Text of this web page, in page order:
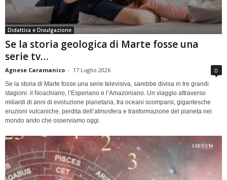
Didattica e Divulgazione
Se la storia geologica di Marte fosse una
serie tv…
Agnese Caramanico - 17 Luglio 2026 0
Se la storia di Marte fosse una serie televisiva, sarebbe divisa in tre grandi
stagioni: il Noachiano, l’Esperiano e l’Amazoniano. Un viaggio attraverso
miliardi di anni di evoluzione planetaria, tra oceani scomparsi, gigantesche
eruzioni vulcaniche, perdita dell’atmosfera e trasformazione del pianeta nel
mondo arido che osserviamo oggi.